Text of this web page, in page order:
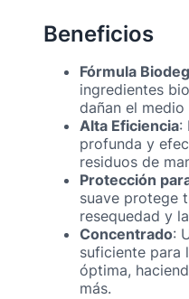
Beneficios
Fórmula
ingredientes
dañan el medio
Alta Eficiencia:
profunda y
residuos de
Protección
suave protege
resequedad y
Concentrado:
suficiente para
óptima,
más.